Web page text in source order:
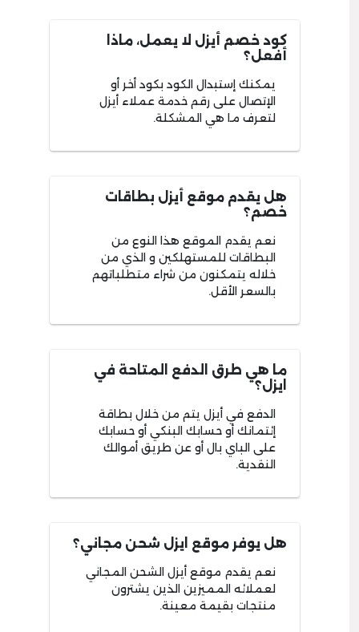
كود خصم أيزل لا يعمل، ماذا
أفعل؟
يمكنك إستبدال الكود بكود أخر أو
الإتصال على رقم خدمة عملاء أيزل
لتعرف ما هي المشكلة.
هل يقدم موقع أيزل بطاقات
خصم؟
نعم يقدم الموقع هذا النوع من
البطاقات للمستهلكين و الذي من
خلاله يتمكنون من شراء متطلباتهم
بالسعر الأقل.
ما هي طرق الدفع المتاحة في
ايزل؟
الدفع في أيزل يتم من خلال بطاقة
إئتمانك أو حسابك البنكي أو حسابك
على الباي بال أو عن طريق أموالك
النقدية.
هل يوفر موقع ايزل شحن مجاني؟
نعم يقدم موقع أيزل الشحن المجاني
لعملائه المميزين الذين يشترون
منتجات بقيمة معينة.